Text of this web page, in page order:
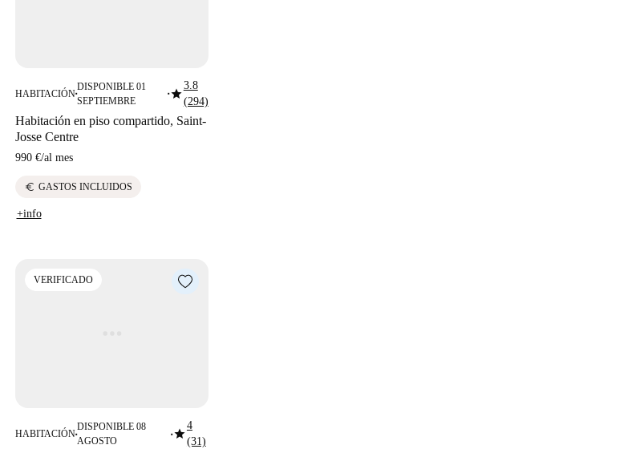
HABITACIÓN■
DISPONIBLE 01
SEPTIEMBRE
■star3.8
(294)
Habitación en piso compartido, Saint-
Josse Centre
990 €/al mes
euro GASTOS INCLUIDOS
+info
VERIFICADO
HABITACIÓN■
DISPONIBLE 08
AGOSTO
■star4
(31)